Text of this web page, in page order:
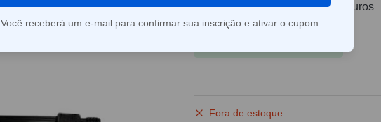
Em até 2x deR$24,95sem juros
Fora de estoque
Você receberá um e-mail para confirmar sua inscrição e ativar o cupom.